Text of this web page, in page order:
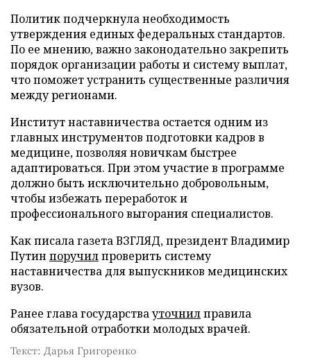
Политик подчеркнула необходимость
утверждения единых федеральных стандартов.
По ее мнению, важно законодательно закрепить
порядок организации работы и систему выплат,
что поможет устранить существенные различия
между регионами.
Институт наставничества остается одним из
главных инструментов подготовки кадров в
медицине, позволяя новичкам быстрее
адаптироваться. При этом участие в программе
должно быть исключительно добровольным,
чтобы избежать переработок и
профессионального выгорания специалистов.
Как писала газета ВЗГЛЯД, президент Владимир
Путин поручилпроверить систему
наставничества для выпускников медицинских
вузов.
Ранее глава государствауточнилправила
обязательной отработки молодых врачей.
Текст: Дарья Григоренко